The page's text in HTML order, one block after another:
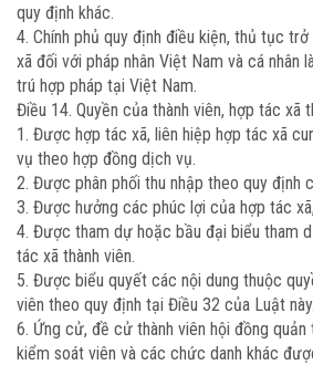
quy định khác.
4. Chính phủ quy định điều kiện, thủ tục
xã đối với pháp nhân Việt Nam và cá nhân
trú hợp pháp tại Việt Nam.
Điều 14. Quyền của thành viên, hợp tác xã
1. Được hợp tác xã, liên hiệp hợp tác xã
vụ theo hợp đồng dịch vụ.
2. Được phân phối thu nhập theo quy định
3. Được hưởng các phúc lợi của hợp tác
4. Được tham dự hoặc bầu đại biểu tham
tác xã thành viên.
5. Được biểu quyết các nội dung thuộc
viên theo quy định tại Điều 32 của Luật này.
6. Ứng cử, đề cử thành viên hội đồng
kiểm soát viên và các chức danh khác